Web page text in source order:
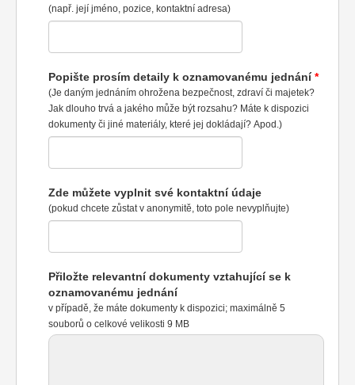
(např. její jméno, pozice, kontaktní adresa)
Popište prosím detaily k oznamovanému jednání
(Je daným jednáním ohrožena bezpečnost, zdraví či majetek?
Jak dlouho trvá a jakého může být rozsahu? Máte k dispozici
dokumenty či jiné materiály, které jej dokládají? Apod.)
Zde můžete vyplnit své kontaktní údaje
(pokud chcete zůstat v anonymitě, toto pole nevyplňujte)
Přiložte relevantní dokumenty vztahující se k
oznamovanému jednání
v případě, že máte dokumenty k dispozici; maximálně 5
souborů o celkové velikosti 9 MB